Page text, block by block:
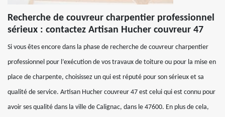
Recherche de couvreur charpentier professionnel
sérieux : contactez Artisan Hucher couvreur 47
Si vous êtes encore dans la phase de recherche de couvreur charpentier
professionnel pour l’exécution de vos travaux de toiture ou pour la mise en
place de charpente, choisissez un qui est réputé pour son sérieux et sa
qualité de service. Artisan Hucher couvreur 47 est celui qui est connu pour
avoir ses qualité dans la ville de Calignac, dans le 47600. En plus de cela,